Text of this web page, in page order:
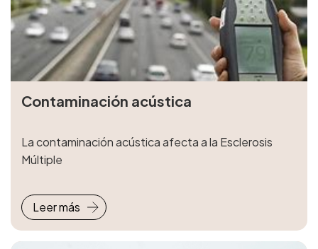
Contaminación acústica
La contaminación acústica afecta a la Esclerosis
Múltiple
Leer más